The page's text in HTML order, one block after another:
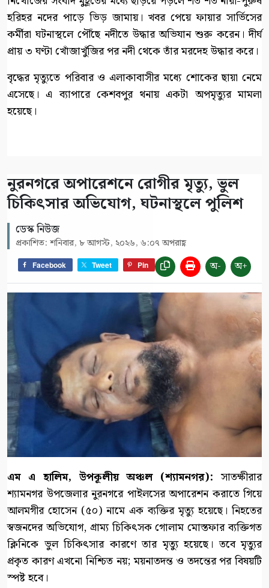
হরিহর নদের পাড়ে ভিড় জামায়। খবর পেয়ে ফায়ার সার্ভিসের
কর্মীরা ঘটনাস্থলে পৌঁছে নদীতে উদ্ধার অভিযান শুরু করেন। দীর্ঘ
প্রায় ৩ ঘণ্টা খোঁজাখুঁজির পর নদী থেকে তাঁর মরদেহ উদ্ধার করে।
বৃদ্ধের মৃত্যুতে পরিবার ও এলাকাবাসীর মধ্যে শোকের ছায়া নেমে
এসেছে। এ ব্যাপারে কেশবপুর থনায় একটা অপমৃত্যুর মামলা
হয়েছে।
নুরনগরে অপারেশনে রোগীর মৃত্যু, ভুল
চিকিৎসার অভিযোগ, ঘটনাস্থলে পুলিশ
ডেস্ক নিউজ
প্রকাশিত: শনিবার, ৮ আগস্ট, ২০২৬, ৬:০৭ অপরাহ্ণ
Facebook Tweet Pin অ- অ+
এম এ হালিম, উপকূলীয় অঞ্চল (শ্যামনগর): সাতক্ষীরার
শ্যামনগর উপজেলার নুরনগরে পাইলসের অপারেশন করাতে গিয়ে
আলমগীর হোসেন (৫০) নামে এক ব্যক্তির মৃত্যু হয়েছে। নিহতের
স্বজনদের অভিযোগ, গ্রাম্য চিকিৎসক গোলাম মোস্তফার ব্যক্তিগত
ক্লিনিকে ভুল চিকিৎসার কারণে তার মৃত্যু হয়েছে। তবে মৃত্যুর
প্রকৃত কারণ এখনো নিশ্চিত নয়; ময়নাতদন্ত ও তদন্তের পর বিষয়টি
স্পষ্ট হবে।